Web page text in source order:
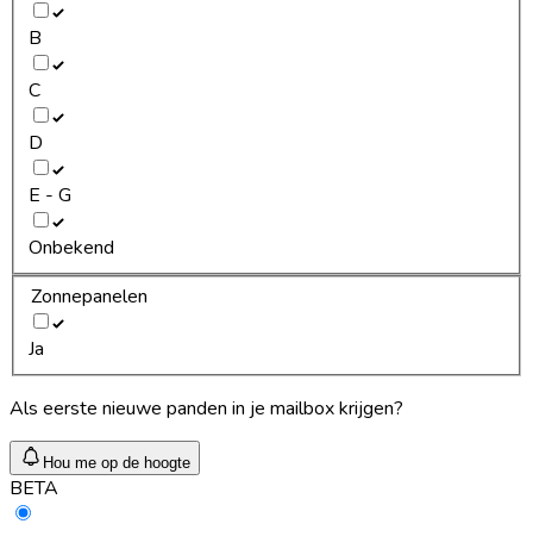
B
C
D
E - G
Onbekend
Zonnepanelen
Ja
Als eerste nieuwe panden in je mailbox krijgen?
Hou me op de hoogte
BETA